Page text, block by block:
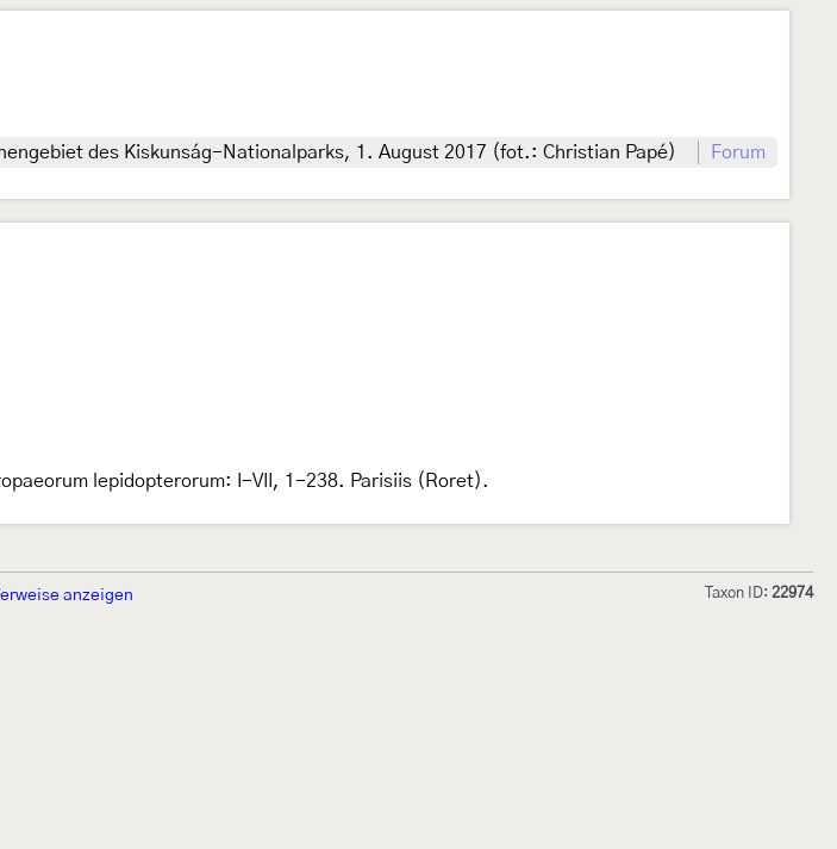
des Kiskunság-Nationalparks, 1. August 2017 (fot.: Christian Papé) Forum
lepidopterorum: I-VII, 1-238. Parisiis (Roret).
anzeigen Taxon ID: 22974